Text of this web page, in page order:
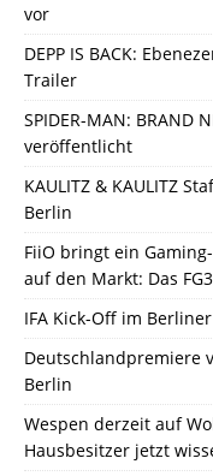
vor
DEPP IS BACK:
Trailer
SPIDER-MAN: BRAND
veröffentlicht
KAULITZ & KAULITZ
Berlin
FiiO bringt ein
auf den Markt: Das FG3
IFA Kick-Off im
Deutschlandpremiere
Berlin
Wespen derzeit auf
Hausbesitzer jetzt